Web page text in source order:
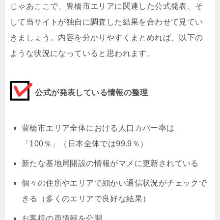
じゃあここで、豊橋市エリアに関連した公式発表、そ
して当サイトが独自に調査した結果を合わせて見てい
きましょう。内容を分かりやすくまとめれば、以下の
ような状況になっていると思われます。
公式が発表している情報の整理
豊橋市エリア全体における人口カバー率は
「100％」（日本全体では99.9％）
新たな基地局開設の情報がマメに更新されている
個々の住所やエリアで細かい通信状況がチェックで
きる（多くのエリアで良好な結果）
お客様の声情報を公開